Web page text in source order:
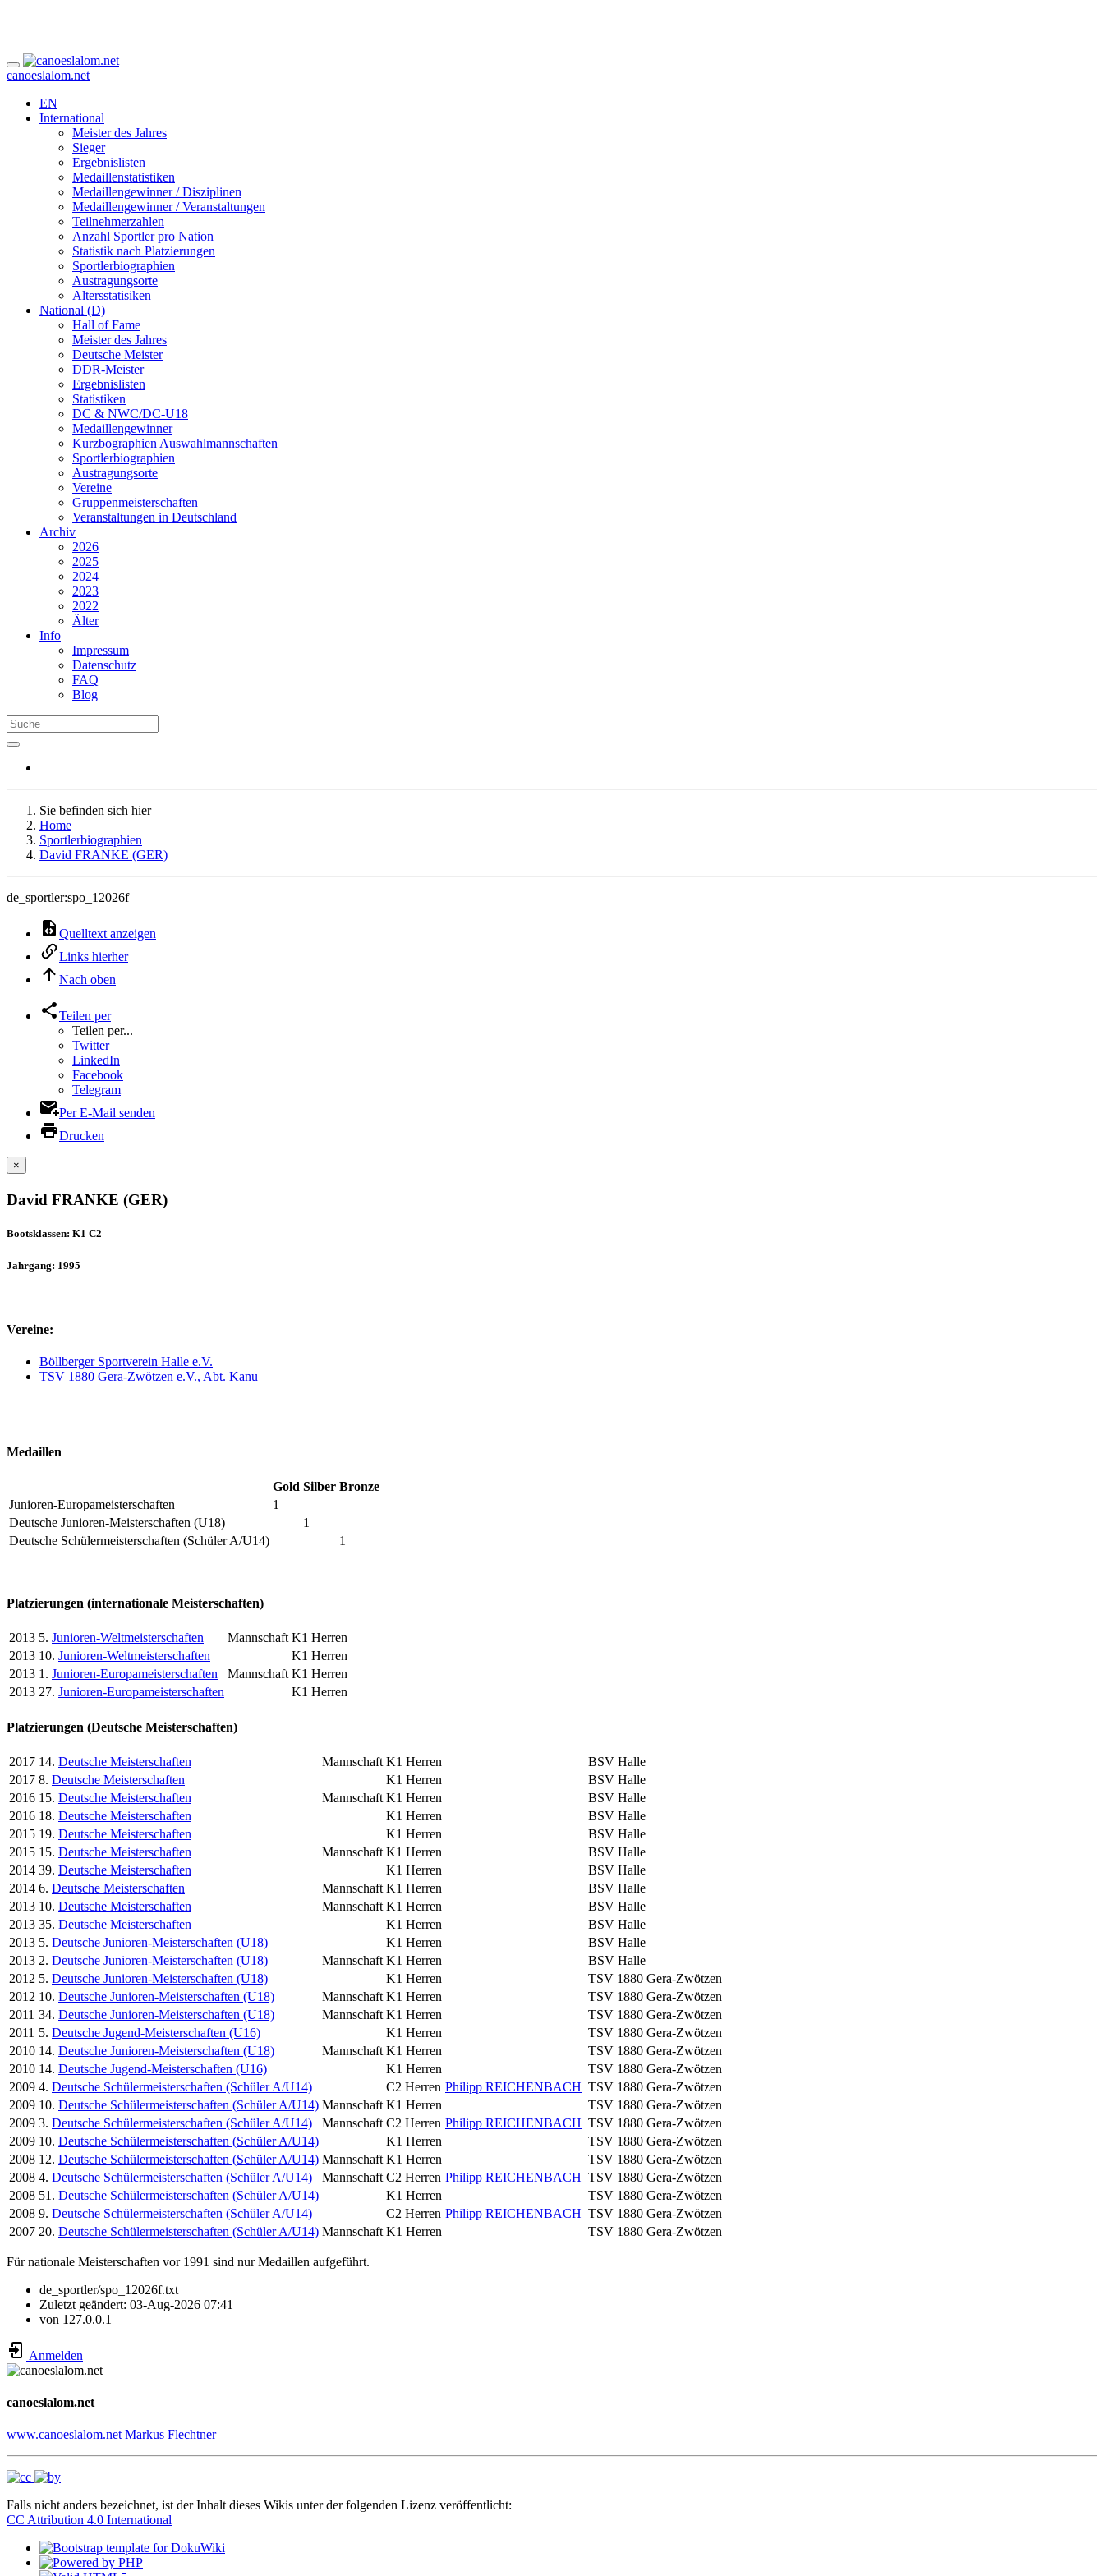
canoeslalom.net
EN
International
Meister des Jahres
Sieger
Ergebnislisten
Medaillenstatistiken
Medaillengewinner / Disziplinen
Medaillengewinner / Veranstaltungen
Teilnehmerzahlen
Anzahl Sportler pro Nation
Statistik nach Platzierungen
Sportlerbiographien
Austragungsorte
Altersstatisiken
National (D)
Hall of Fame
Meister des Jahres
Deutsche Meister
DDR-Meister
Ergebnislisten
Statistiken
DC & NWC/DC-U18
Medaillengewinner
Kurzbographien Auswahlmannschaften
Sportlerbiographien
Austragungsorte
Vereine
Gruppenmeisterschaften
Veranstaltungen in Deutschland
Archiv
2026
2025
2024
2023
2022
Älter
Info
Impressum
Datenschutz
FAQ
Blog
Sie befinden sich hier
Home
Sportlerbiographien
David FRANKE (GER)
de_sportler:spo_12026f
Quelltext anzeigen
Links hierher
Nach oben
Teilen per
Teilen per...
Twitter
LinkedIn
Facebook
Telegram
Per E-Mail senden
Drucken
×
David FRANKE (GER)
Bootsklassen: K1 C2
Jahrgang: 1995
Vereine:
Böllberger Sportverein Halle e.V.
TSV 1880 Gera-Zwötzen e.V., Abt. Kanu
Medaillen
Gold Silber Bronze
Junioren-Europameisterschaften
1
Deutsche Junioren-Meisterschaften (U18)
1
Deutsche Schülermeisterschaften (Schüler A/U14)
1
Platzierungen (internationale Meisterschaften)
2013 5. Junioren-Weltmeisterschaften Mannschaft K1 Herren
2013 10. Junioren-Weltmeisterschaften
K1 Herren
2013 1. Junioren-Europameisterschaften Mannschaft K1 Herren
2013 27. Junioren-Europameisterschaften K1 Herren
Platzierungen (Deutsche Meisterschaften)
2017 14. Deutsche Meisterschaften Mannschaft K1 Herren
BSV Halle
2017 8. Deutsche Meisterschaften K1 Herren
BSV Halle
2016 15. Deutsche Meisterschaften Mannschaft K1 Herren
BSV Halle
2016 18. Deutsche Meisterschaften K1 Herren
BSV Halle
2015 19. Deutsche Meisterschaften K1 Herren
BSV Halle
2015 15. Deutsche Meisterschaften Mannschaft K1 Herren
BSV Halle
2014 39. Deutsche Meisterschaften K1 Herren
BSV Halle
2014 6. Deutsche Meisterschaften Mannschaft K1 Herren
BSV Halle
2013 10. Deutsche Meisterschaften Mannschaft K1 Herren
BSV Halle
2013 35. Deutsche Meisterschaften K1 Herren
BSV Halle
2013 5. Deutsche Junioren-Meisterschaften (U18) K1 Herren
BSV Halle
2013 2. Deutsche Junioren-Meisterschaften (U18) Mannschaft K1 Herren
BSV Halle
2012 5. Deutsche Junioren-Meisterschaften (U18) K1 Herren
TSV 1880 Gera-Zwötzen
2012 10. Deutsche Junioren-Meisterschaften (U18) Mannschaft K1 Herren
TSV 1880 Gera-Zwötzen
2011 34. Deutsche Junioren-Meisterschaften (U18) Mannschaft K1 Herren
TSV 1880 Gera-Zwötzen
2011 5. Deutsche Jugend-Meisterschaften (U16) K1 Herren
TSV 1880 Gera-Zwötzen
2010 14. Deutsche Junioren-Meisterschaften (U18) Mannschaft K1 Herren
TSV 1880 Gera-Zwötzen
2010 14. Deutsche Jugend-Meisterschaften (U16) K1 Herren
TSV 1880 Gera-Zwötzen
2009 4. Deutsche Schülermeisterschaften (Schüler A/U14) C2 Herren Philipp REICHENBACH TSV 1880 Gera-Zwötzen
2009 10. Deutsche Schülermeisterschaften (Schüler A/U14) Mannschaft K1 Herren
TSV 1880 Gera-Zwötzen
2009 3. Deutsche Schülermeisterschaften (Schüler A/U14) Mannschaft C2 Herren Philipp REICHENBACH TSV 1880 Gera-Zwötzen
2009 10. Deutsche Schülermeisterschaften (Schüler A/U14) K1 Herren
TSV 1880 Gera-Zwötzen
2008 12. Deutsche Schülermeisterschaften (Schüler A/U14) Mannschaft K1 Herren
TSV 1880 Gera-Zwötzen
2008 4. Deutsche Schülermeisterschaften (Schüler A/U14) Mannschaft C2 Herren Philipp REICHENBACH TSV 1880 Gera-Zwötzen
2008 51. Deutsche Schülermeisterschaften (Schüler A/U14) K1 Herren
TSV 1880 Gera-Zwötzen
2008 9. Deutsche Schülermeisterschaften (Schüler A/U14) C2 Herren Philipp REICHENBACH TSV 1880 Gera-Zwötzen
2007 20. Deutsche Schülermeisterschaften (Schüler A/U14) Mannschaft K1 Herren TSV 1880 Gera-Zwötzen
Für nationale Meisterschaften vor 1991 sind nur Medaillen aufgeführt.
de_sportler/spo_12026f.txt
Zuletzt geändert: 03-Aug-2026 07:41
von 127.0.0.1
Anmelden
canoeslalom.net
www.canoeslalom.net Markus Flechtner
Falls nicht anders bezeichnet, ist der Inhalt dieses Wikis unter der folgenden Lizenz veröffentlicht:
CC Attribution 4.0 International